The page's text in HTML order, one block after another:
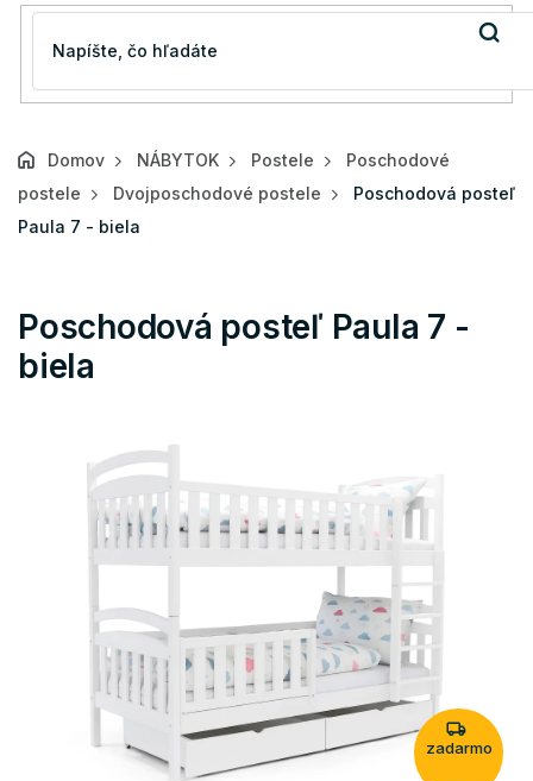
Domov NÁBYTOK Postele
Poschodové
postele
Dvojposchodové postele
Poschodová posteľ
Paula 7 - biela
Poschodová posteľ Paula 7 -
biela
zadarmo